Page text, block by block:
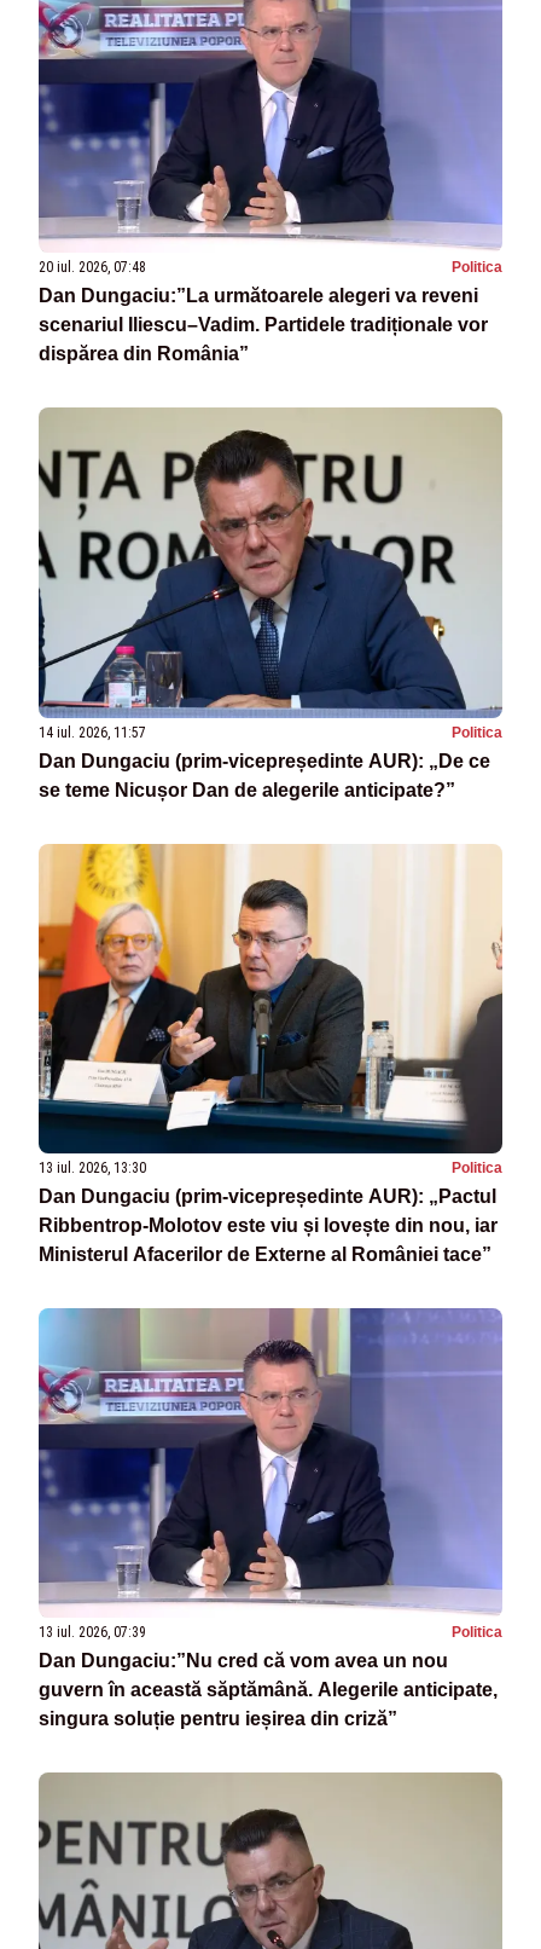
20 iul. 2026, 07:48 Politica
Dan Dungaciu:”La următoarele alegeri va reveni
scenariul Iliescu–Vadim. Partidele tradiționale vor
dispărea din România”
14 iul. 2026, 11:57 Politica
Dan Dungaciu (prim-vicepreședinte AUR): „De ce
se teme Nicușor Dan de alegerile anticipate?”
13 iul. 2026, 13:30 Politica
Dan Dungaciu (prim-vicepreședinte AUR): „Pactul
Ribbentrop-Molotov este viu și lovește din nou, iar
Ministerul Afacerilor de Externe al României tace”
13 iul. 2026, 07:39 Politica
Dan Dungaciu:”Nu cred că vom avea un nou
guvern în această săptămână. Alegerile anticipate,
singura soluție pentru ieșirea din criză”